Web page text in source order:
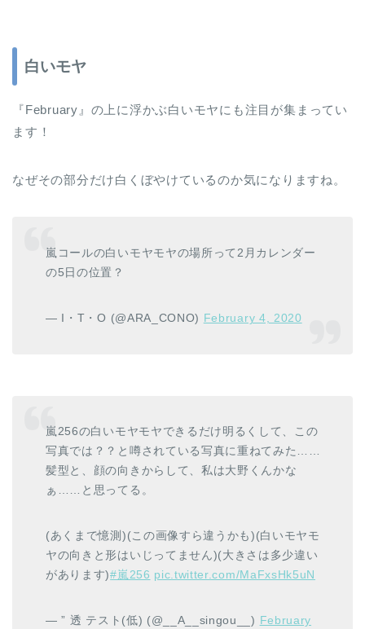
白いモヤ
『February』の上に浮かぶ白いモヤにも注目が集まってい
ます！
なぜその部分だけ白くぼやけているのか気になりますね。
嵐コールの白いモヤモヤの場所って2月カレンダー
の5日の位置？
— I・T・O (@ARA_CONO) February 4, 2020
嵐256の白いモヤモヤできるだけ明るくして、この
写真では？？と噂されている写真に重ねてみた……
髪型と、顔の向きからして、私は大野くんかな
ぁ……と思ってる。
(あくまで憶測)(この画像すら違うかも)(白いモヤモ
ヤの向きと形はいじってません)(大きさは多少違い
があります)#嵐256 pic.twitter.com/MaFxsHk5uN
— ” 透 テスト(低) (@__A__singou__) February